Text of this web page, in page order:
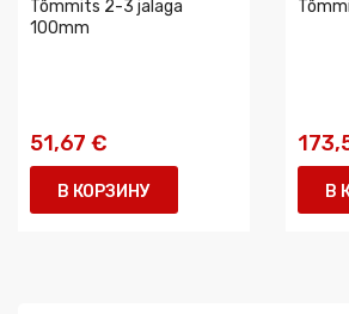
Tõmmits 2-3 jalaga
100mm
51,67 €
В КОРЗИНУ В